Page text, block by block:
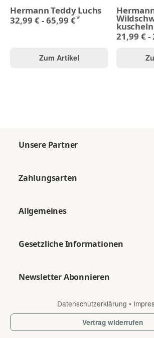
Hermann Teddy Luchs
32,99 € -65,99 €*
Zum Artikel
kuscheln
21,99 € -
Unsere Partner
Zahlungsarten
Allgemeines
Gesetzliche Informationen
Newsletter Abonnieren
Datenschutzerklärung •
Vertrag widerrufen